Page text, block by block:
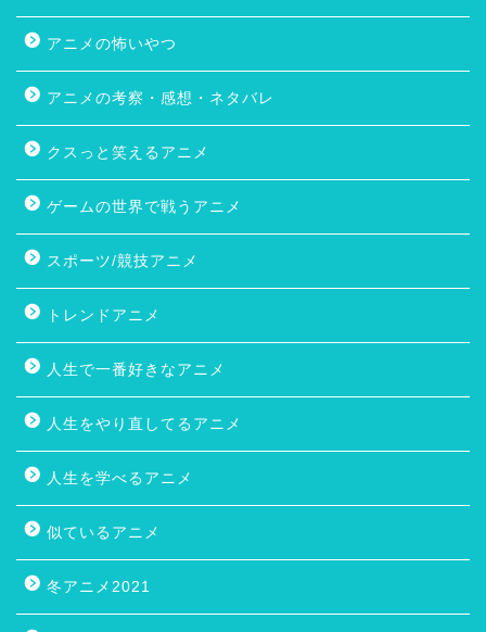
アニメの怖いやつ
アニメの考察・感想・ネタバレ
クスっと笑えるアニメ
ゲームの世界で戦うアニメ
スポーツ/競技アニメ
トレンドアニメ
人生で一番好きなアニメ
人生をやり直してるアニメ
人生を学べるアニメ
似ているアニメ
冬アニメ2021